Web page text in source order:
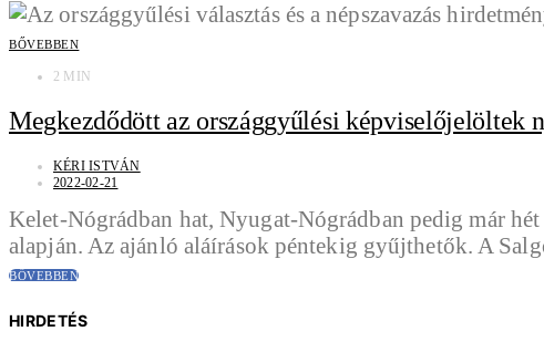
BŐVEBBEN
2 MIN
Megkezdődött az országgyűlési képviselőjelöltek
KÉRI ISTVÁN
2022-02-21
Kelet-Nógrádban hat, Nyugat-Nógrádban pedig már
alapján. Az ajánló aláírások péntekig gyűjthetők. A
BŐVEBBEN
HIRDETÉS